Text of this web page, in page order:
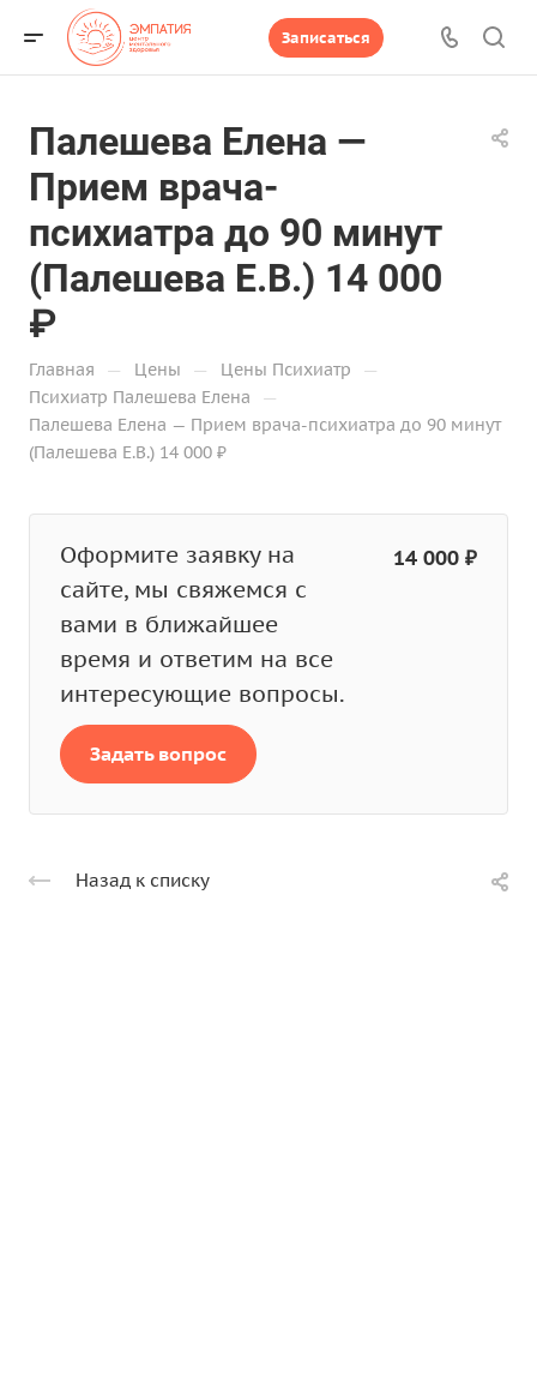
Записаться
Палешева Елена —
Прием врача-
психиатра до 90 минут
(Палешева Е.В.) 14 000
₽
Главная — Цены — Цены Психиатр —
Психиатр Палешева Елена —
Палешева Елена — Прием врача-психиатра до 90 минут
(Палешева Е.В.) 14 000 ₽
Оформите заявку на
сайте, мы свяжемся с
вами в ближайшее
время и ответим на все
интересующие вопросы.
14 000 ₽
Задать вопрос
Назад к списку